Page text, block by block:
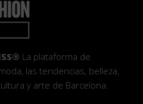
La plataforma de
las tendencias, belleza,
y arte de Barcelona.